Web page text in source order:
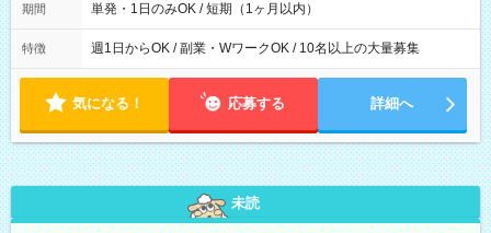
期間 単発・1日のみOK / 短期（1ヶ月以内）
特徴 週1日からOK / 副業・WワークOK / 10名以上の大量募集
気になる！ 応募する 詳細へ
未読